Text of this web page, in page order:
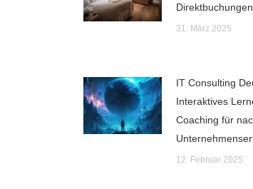
31. März 2025
IT Consulting
Interaktives
Coaching für
12. Februar 2025